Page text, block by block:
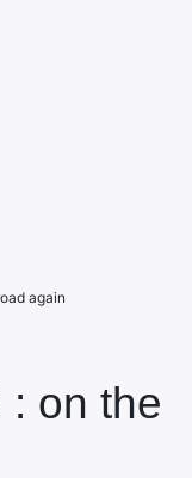
: on the
again